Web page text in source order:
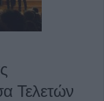
Τελετών